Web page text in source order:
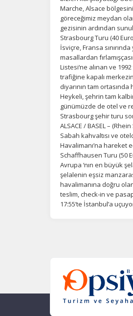
Marche, Alsace
göreceğimiz meydan
gezisinin ardından
Strasbourg Turu (40
İsviçre, Fransa
masallardan
Listesi‘ne alınan ve
trafiğine kapalı
diyarının tam
Heykeli, şehrin tam
günümüzde de otel ve
Strasbourg şehir turu
ALSACE / BASEL –
Sabah kahvaltısı ve
Havalimanı’na
Schaffhausen Turu (50
Avrupa ‘nın en büyük
şelalenin eşsiz
havalimanına doğru
teslim, check-in ve
17:55’te İstanbul’a